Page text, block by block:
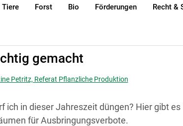
Tiere Forst Bio Förderungen Recht &
gemacht
Petritz, Referat Pflanzliche Produktion
ich in dieser Jahreszeit düngen? Hier gibt
für Ausbringungsverbote.